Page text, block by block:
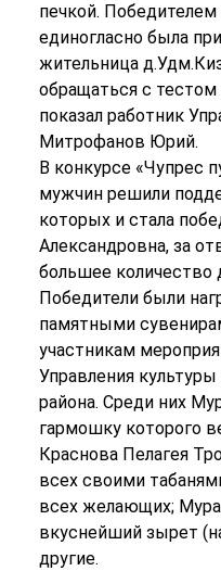
печкой.
единогласно была
жительница
обращаться с
показал работник
Митрофанов Юрий.
В конкурсе «Чупрес
мужчин решили
которых и стала
Александровна, за
большее количество
Победители были
памятными
участникам
Управления
района. Среди них
гармошку которого
Краснова Пелагея
всех своими
всех желающих;
вкуснейший зырет
другие.